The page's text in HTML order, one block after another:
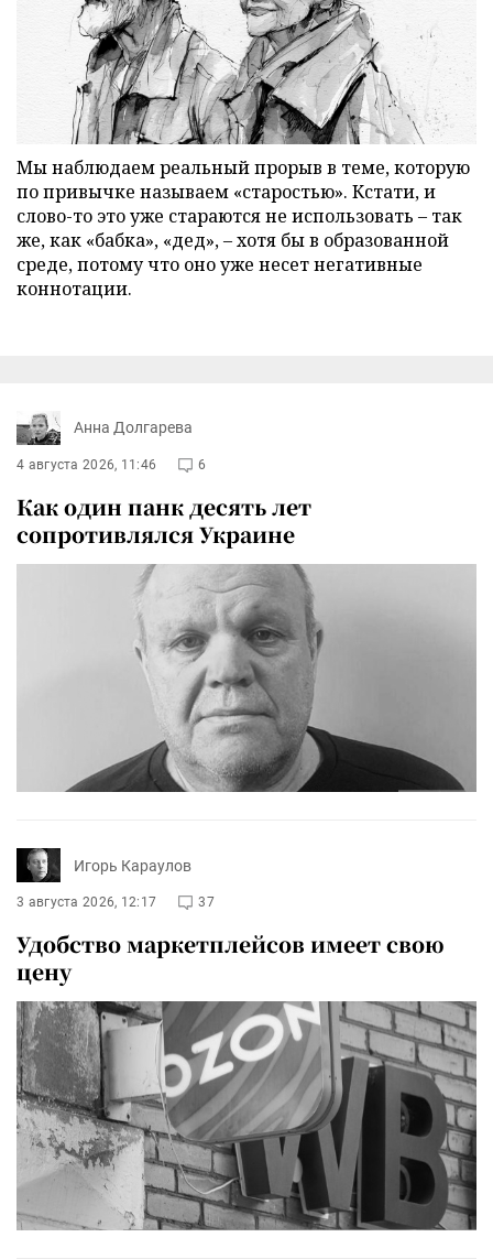
Мы наблюдаем реальный прорыв в теме, которую
по привычке называем «старостью». Кстати, и
слово-то это уже стараются не использовать – так
же, как «бабка», «дед», – хотя бы в образованной
среде, потому что оно уже несет негативные
коннотации.
Анна Долгарева
4 августа 2026, 11:46 6
Как один панк десять лет
сопротивлялся Украине
Игорь Караулов
3 августа 2026, 12:17 37
Удобство маркетплейсов имеет свою
цену